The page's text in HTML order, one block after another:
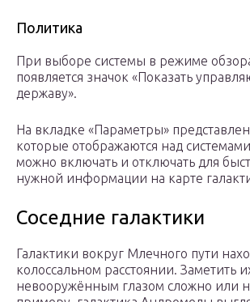
Политика
При выборе системы в режиме
появляется значок «Показать
державу».
На вкладке «Параметры»
которые отображаются над
можно включать и отключать для
нужной информации на карте
Соседние галактики
Галактики вокруг Млечного пути
колоссальном расстоянии. Заметить
невооружённым глазом сложно или